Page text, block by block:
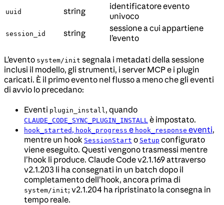
uuid string
identificatore evento
univoco
session_id string
sessione a cui appartiene
l’evento
L’evento system/init segnala i metadati della sessione
inclusi il modello, gli strumenti, i server MCP e i plugin
caricati. È il primo evento nel flusso a meno che gli eventi
di avvio lo precedano:
Eventi plugin_install , quando
CLAUDE_CODE_SYNC_PLUGIN_INSTALL è impostato.
hook_started , hook_progress e hook_response eventi,
mentre un hook SessionStart o Setup configurato
viene eseguito. Questi vengono trasmessi mentre
l’hook li produce. Claude Code v2.1.169 attraverso
v2.1.203 li ha consegnati in un batch dopo il
completamento dell’hook, ancora prima di
system/init; v2.1.204 ha ripristinato la consegna in
tempo reale.